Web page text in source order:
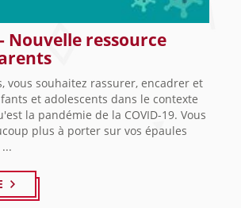
Nouvelle ressource
vous souhaitez rassurer, encadrer et
et adolescents dans le contexte
la pandémie de la COVID-19. Vous
plus à porter sur vos épaules